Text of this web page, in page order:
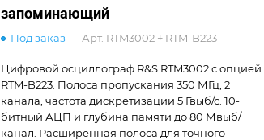
запоминающий
Под заказ Арт. RTM3002 + RTM-B223
Цифровой осциллограф R&S RTM3002 с опцией
RTM-B223. Полоса пропускания 350 МГц, 2
канала, частота дискретизации 5 Гвыб/с. 10-
битный АЦП и глубина памяти до 80 Мвыб/
канал. Расширенная полоса для точного